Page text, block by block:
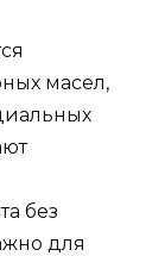
масел,
без
для